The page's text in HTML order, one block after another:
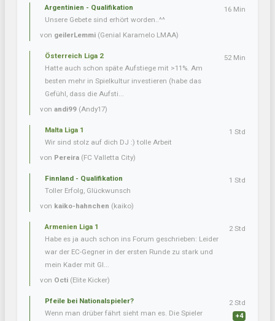
Argentinien - Qualifikation
Unsere Gebete sind erhört worden..^^
von geilerLemmi (Genial Karamelo LMAA)
16 Min
Österreich Liga 2
Hatte auch schon späte Aufstiege mit >11%. Am
besten mehr in Spielkultur investieren (habe das
Gefühl, dass die Aufsti...
von andi99 (Andy17)
52 Min
Malta Liga 1
Wir sind stolz auf dich DJ :) tolle Arbeit
von Pereira (FC Valletta City)
1 Std
Finnland - Qualifikation
Toller Erfolg, Glückwunsch
von kaiko-hahnchen (kaiko)
1 Std
Armenien Liga 1
Habe es ja auch schon ins Forum geschrieben: Leider
war der EC-Gegner in der ersten Runde zu stark und
mein Kader mit Gl...
von Octi (Elite Kicker)
2 Std
Pfeile bei Nationalspieler?
Wenn man drüber fährt sieht man es. Die Spieler
2 Std
+4